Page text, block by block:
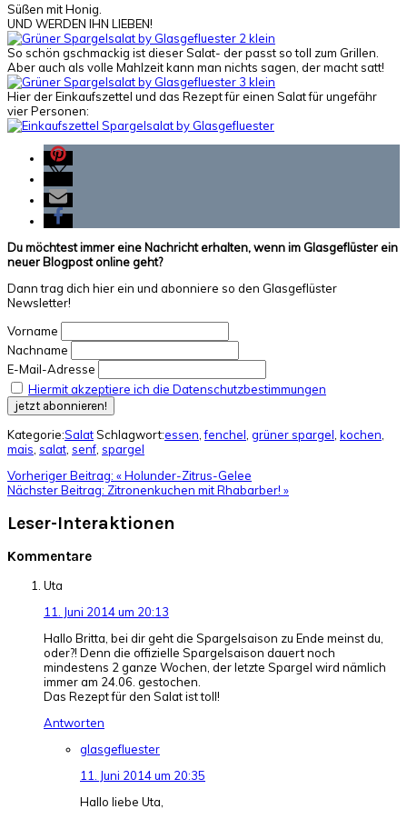
Süßen mit Honig.
UND WERDEN IHN LIEBEN!
So schön gschmackig ist dieser Salat- der passt so toll zum Grillen.
Aber auch als volle Mahlzeit kann man nichts sagen, der macht satt!
Hier der Einkaufszettel und das Rezept für einen Salat für ungefähr
vier Personen:
Du möchtest immer eine Nachricht erhalten, wenn im Glasgeflüster ein
neuer Blogpost online geht?
Dann trag dich hier ein und abonniere so den Glasgeflüster
Newsletter!
Vorname
Nachname
E-Mail-Adresse
Hiermit akzeptiere ich die Datenschutzbestimmungen
Kategorie:SalatSchlagwort:essen,fenchel, grüner spargel, kochen,
mais, salat, senf, spargel
Vorheriger Beitrag: « Holunder-Zitrus-Gelee
Nächster Beitrag: Zitronenkuchen mit Rhabarber! »
Leser-Interaktionen
Kommentare
Uta
11. Juni 2014 um 20:13
Hallo Britta, bei dir geht die Spargelsaison zu Ende meinst du,
oder?! Denn die offizielle Spargelsaison dauert noch
mindestens 2 ganze Wochen, der letzte Spargel wird nämlich
immer am 24.06. gestochen.
Das Rezept für den Salat ist toll!
Antworten
glasgefluester
11. Juni 2014 um 20:35
Hallo liebe Uta,